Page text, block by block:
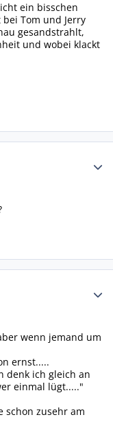
ein bisschen
Tom und Jerry
gesandstrahlt,
und wobei klackt
wenn jemand um
ernst.....
denk ich gleich an
einmal lügt....."
schon zusehr am